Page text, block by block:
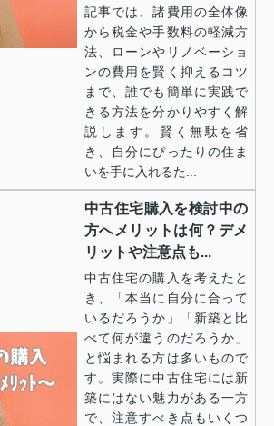
記事では、諸費用の全体像
から税金や手数料の軽減方
法、ローンやリノベーショ
ンの費用を賢く抑えるコツ
まで、誰でも簡単に実践で
きる方法を分かりやすく解
説します。賢く無駄を省
き、自分にぴったりの住ま
いを手に入れるた...
中古住宅購入を検討中の
方へメリットは何？デメ
リットや注意点も...
中古住宅の購入を考えたと
き、「本当に自分に合って
いるだろうか」「新築と比
べて何が違うのだろうか」
と悩まれる方は多いもので
す。実際に中古住宅には新
築にはない魅力がある一方
で、注意すべき点もいくつ